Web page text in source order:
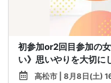
初参加or2回目参加の
い》思いやりを大切に
高松市 | 8月8日(土)